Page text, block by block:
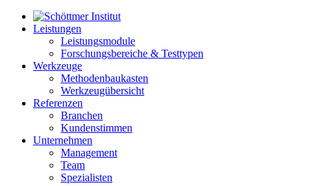
Leistungen
Leistungsmodule
Forschungsbereiche & Testtypen
Werkzeuge
Methodenbaukasten
Werkzeugübersicht
Referenzen
Branchen
Kundenstimmen
Unternehmen
Management
Team
Spezialisten